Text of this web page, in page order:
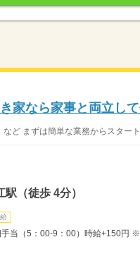
家なら家事と両立し
ど まずは簡単な業務からスタート
（徒歩 4分）
当（5：00-9：00）時給+150円 ※